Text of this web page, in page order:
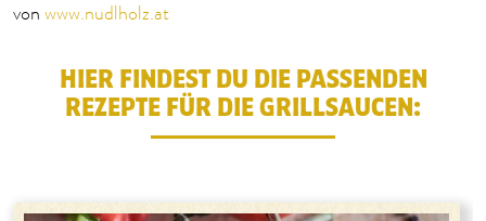
von www.nudlholz.at
HIER FINDEST DU DIE PASSENDEN
REZEPTE FÜR DIE GRILLSAUCEN: